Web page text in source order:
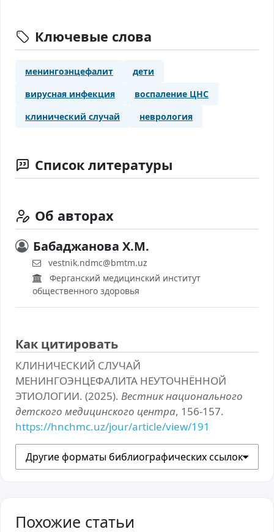
Ключевые слова
менингоэнцефалит
дети
вирусная инфекция
воспаление ЦНС
клинический случай
неврология
Список литературы
Об авторах
Бабаджанова Х.М.
vestnik.ndmc@bmtm.uz
Ферганский медицинский институт
общественного здоровья
Как цитировать
КЛИНИЧЕСКИЙ СЛУЧАЙ
МЕНИНГОЭНЦЕФАЛИТА НЕУТОЧНЁННОЙ
ЭТИОЛОГИИ. (2025). Вестник национального
детского медицинского центра, 156-157.
https://hnchmc.uz/jour/article/view/191
Другие форматы библиографических ссылок
Похожие статьи